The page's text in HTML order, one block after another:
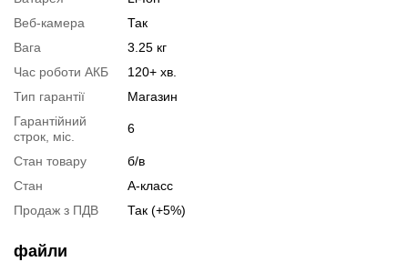
Специфікація процесора:
Тестування процесора:
Специфікація відеокарти:
Тестування відеокарти:
Веб-камера
Так
Вага
3.25 кг
Час роботи АКБ
120+ хв.
Тип гарантії
Магазин
Гарантійний
строк, міс.
6
Стан товару
б/в
Стан
А-класс
Продаж з ПДВ
Так (+5%)
файли